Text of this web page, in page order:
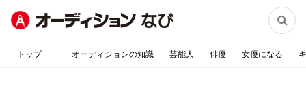

トップ オーディションの知識 芸能人 俳優 女優になる